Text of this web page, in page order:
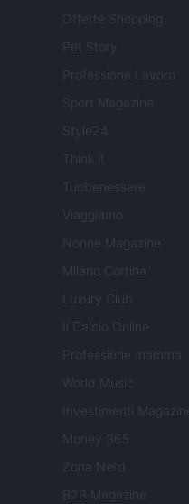
Offerte Shopping
Pet Story
Professione Lavoro
Sport Magazine
Style24
Think.it
Tuobenessere
Viaggiamo
Nonne Magazine
Milano Cortina
Luxury Club
Il Calcio Online
Professione mamma
World Music
Investimenti Magazine
Money 365
Zona Nerd
B2B Magazine